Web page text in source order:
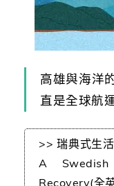
高雄與海洋
直是全球航
>> 瑞典式生
A
Recovery(全